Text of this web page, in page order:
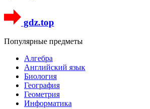
gdz.top
Популярные предметы
Алгебра
Английский язык
Биология
География
Геометрия
Информатика